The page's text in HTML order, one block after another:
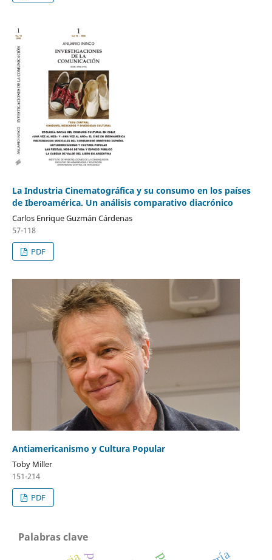
La Industria Cinematográfica y su consumo en los países
de Iberoamérica. Un análisis comparativo diacrónico
Carlos Enrique Guzmán Cárdenas
57-118
PDF
Antiamericanismo y Cultura Popular
Toby Miller
151-214
PDF
Palabras clave